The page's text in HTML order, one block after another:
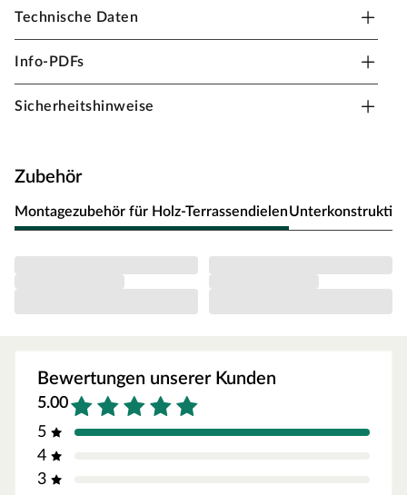
WOODTEX Terrassendiele Kiefer KDI
Diese 20 mm starken Terrassendielen werden aus Kiefer
Kiefernholz ist mit seiner mittleren Rohdichte und
mittlerem Gewicht den Dauerhaftigkeitsklassen 3–4
zuzuordnen. Im Außenbereich verwendet, sollte das
Holzschutzmitteln verstärkt werden. Kiefernholz eignet
sich besonders gut für eine Kesseldruckimprägnierung,
die das Holz widerstandfähiger und haltbarer macht.
Holzschutzverfahren verschließt die Poren vom Holz mit
kupferhaltigen Salzen und macht es widerstandsfähiger
gegenüber Insekten-, Pilz- und Schimmelbefall. Damit
der Harze im Holz mit den Salzen können kleine weiße
Technische Daten
Info-PDFs
Sicherheitshinweise
Zubehör
Montagezubehör für Holz-Terrassendielen
Bewertungen unserer Kunden
5.00
5
4
3